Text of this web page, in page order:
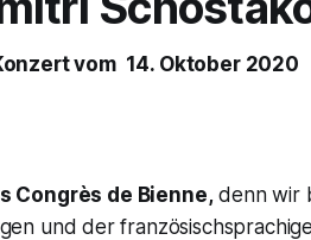
vom 14. Oktober 2020
Congrès de Bienne,denn wir
und der